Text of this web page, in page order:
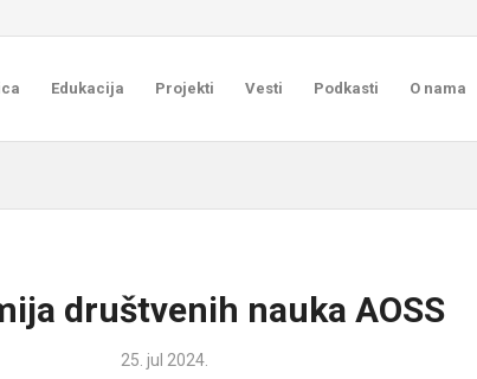
Edukacija Projekti Vesti Podkasti O nama
društvenih nauka AOSS
25. jul 2024.